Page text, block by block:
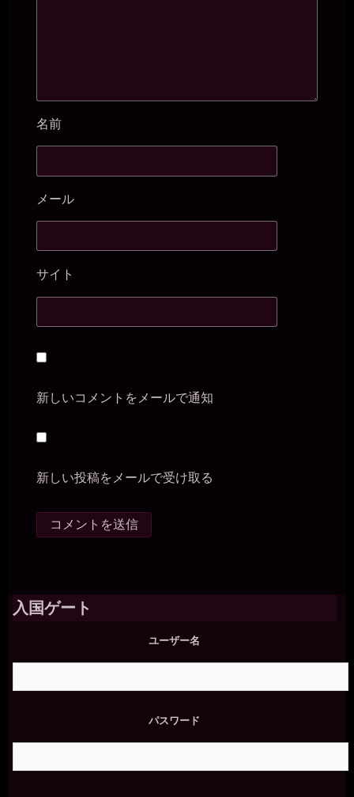
名前
メール
サイト
新しいコメントをメールで通知
新しい投稿をメールで受け取る
入国ゲート
ユーザー名
パスワード